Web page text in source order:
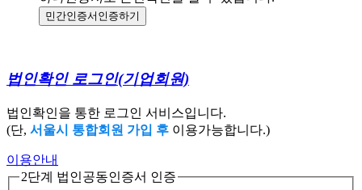
민간인증서 인증하기
법인확인 로그인(기업회원)
법인확인을 통한 로그인 서비스입니다.
(단, 서울시 통합회원 가입 후 이용가능합니다.)
이용안내
2단계 법인공동인증서 인증